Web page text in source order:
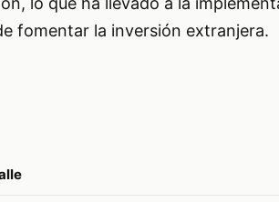
fomentar la inversión extranjera.